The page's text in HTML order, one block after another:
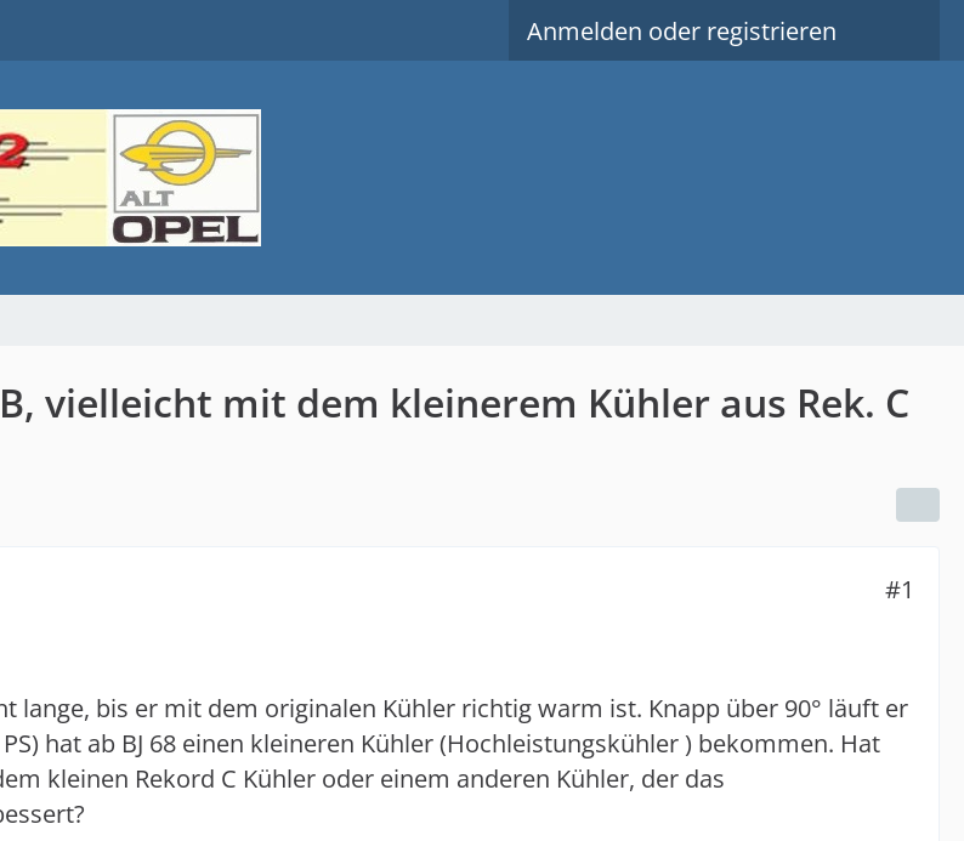
Anmelden oder registrieren
vielleicht mit dem kleinerem Kühler aus Rek. C
#1
lange, bis er mit dem originalen Kühler richtig warm ist. Knapp über 90° läuft er
hat ab BJ 68 einen kleineren Kühler (Hochleistungskühler ) bekommen. Hat
kleinen Rekord C Kühler oder einem anderen Kühler, der das